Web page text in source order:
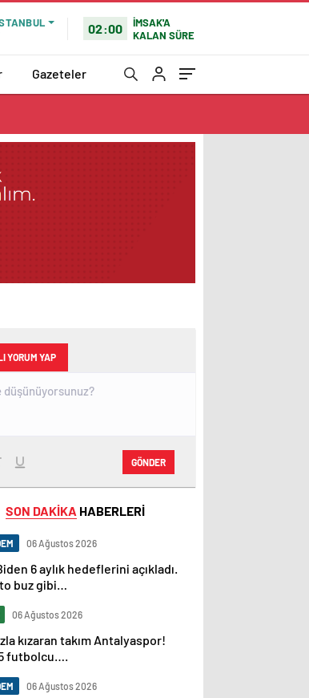
02:00
İMSAK'A
KALAN SÜRE
Gazeteler
YORUM YAP
GÖNDER
SON DAKİKA HABERLERİ
06 Ağustos 2026
6 aylık hedeflerini açıkladı.
buz gibi…
06 Ağustos 2026
kızaran takım Antalyaspor!
futbolcu….
06 Ağustos 2026